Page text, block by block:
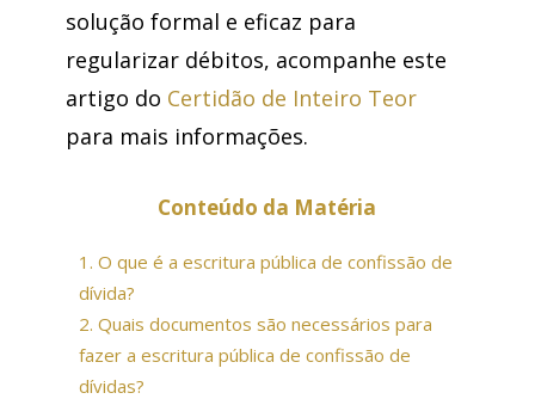
solução formal e eficaz para
regularizar débitos, acompanhe este
artigo do Certidão de Inteiro Teor
para mais informações.
Conteúdo da Matéria
1. O que é a escritura pública de confissão de
dívida?
2. Quais documentos são necessários para
fazer a escritura pública de confissão de
dívidas?